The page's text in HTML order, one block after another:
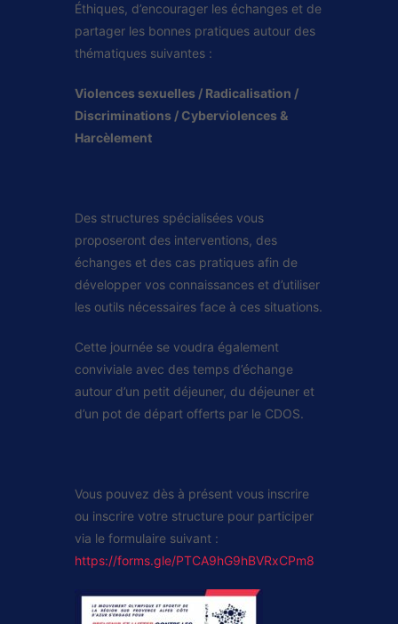
Éthiques, d’encourager les échanges et de
partager les bonnes pratiques autour des
thématiques suivantes :
Violences sexuelles / Radicalisation /
Discriminations / Cyberviolences &
Harcèlement
Des structures spécialisées vous
proposeront des interventions, des
échanges et des cas pratiques afin de
développer vos connaissances et d’utiliser
les outils nécessaires face à ces situations.
Cette journée se voudra également
conviviale avec des temps d’échange
autour d’un petit déjeuner, du déjeuner et
d’un pot de départ offerts par le CDOS.
Vous pouvez dès à présent vous inscrire
ou inscrire votre structure pour participer
via le formulaire suivant :
https://forms.gle/PTCA9hG9hBVRxCPm8